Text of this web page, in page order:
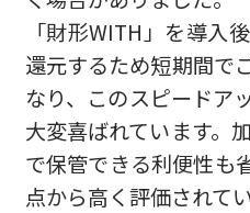
「財形WITH」を導入
還元するため短期間で
なり、このスピードア
大変喜ばれています。
で保管できる利便性も
点から高く評価されてい